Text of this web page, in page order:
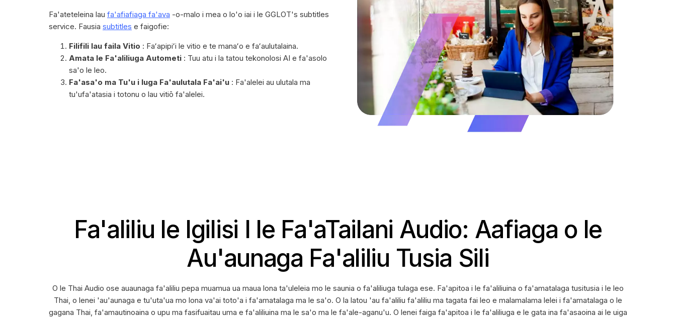
Fa'ateteleina lau fa'afiafiaga fa'ava -o-malo i mea o lo'o iai i le GGLOT's subtitles
service. Fausia subtitles e faigofie:
Filifili lau faila Vitio : Faʻapipiʻi le vitio e te manaʻo e faʻaulutalaina.
Amata le Fa'aliliuga Autometi : Tuu atu i la tatou tekonolosi AI e fa'asolo
sa'o le leo.
Fa'asa'o ma Tu'u i luga Fa'aulutala Fa'ai'u : Fa'alelei au ulutala ma
tu'ufa'atasia i totonu o lau vitiō fa'alelei.
Fa'aliliu le Igilisi I le Fa'aTailani Audio: Aafiaga o le
Au'aunaga Fa'aliliu Tusia Sili
O le Thai Audio ose auaunaga fa'aliliu pepa muamua ua maua lona ta'uleleia mo le saunia o fa'aliliuga tulaga ese. Fa'apitoa i le fa'aliliuina o fa'amatalaga tusitusia i le leo
Thai, o lenei 'au'aunaga e tu'uta'ua mo lona va'ai toto'a i fa'amatalaga ma le sa'o. O la latou 'au fa'aliliu fa'aliliu ma tagata fai leo e malamalama lelei i fa'amatalaga o le
gagana Thai, fa'amautinoaina o upu ma fasifuaitau uma e fa'aliliuina ma le sa'o ma le fa'ale-aganu'u. O lenei faiga fa'apitoa i le fa'aliliuga e le gata ina fa'asaoina ai le uiga